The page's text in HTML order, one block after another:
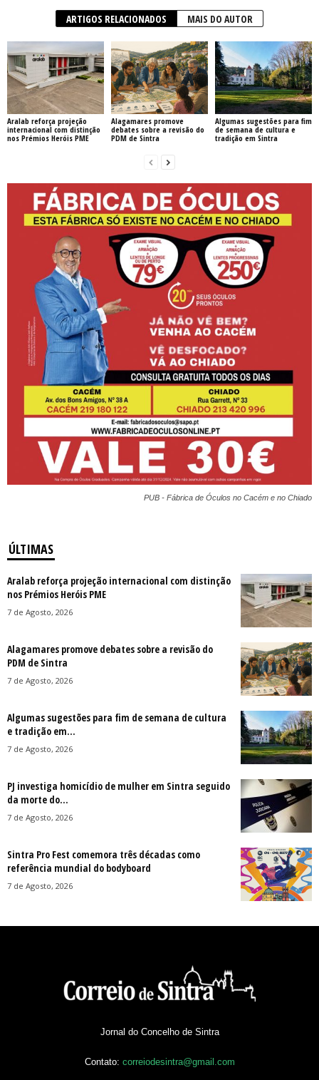
ARTIGOS RELACIONADOS MAIS DO AUTOR
Aralab reforça projeção
internacional com distinção
nos Prémios Heróis PME
Alagamares promove
debates sobre a revisão do
PDM de Sintra
Algumas sugestões para fim
de semana de cultura e
tradição em Sintra
PUB - Fábrica de Óculos no Cacém e no Chiado
ÚLTIMAS
Aralab reforça projeção internacional com distinção
nos Prémios Heróis PME
7 de Agosto, 2026
Alagamares promove debates sobre a revisão do
PDM de Sintra
7 de Agosto, 2026
Algumas sugestões para fim de semana de cultura
e tradição em...
7 de Agosto, 2026
PJ investiga homicídio de mulher em Sintra seguido
da morte do...
7 de Agosto, 2026
Sintra Pro Fest comemora três décadas como
referência mundial do bodyboard
7 de Agosto, 2026
Jornal do Concelho de Sintra
Contato: correiodesintra@gmail.com